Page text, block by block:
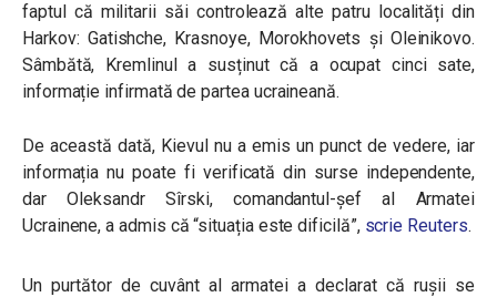
faptul că militarii săi controlează alte patru localități din
Harkov: Gatishche, Krasnoye, Morokhovets și Oleinikovo.
Sâmbătă, Kremlinul a susținut că a ocupat cinci sate,
informație infirmată de partea ucraineană.
De această dată, Kievul nu a emis un punct de vedere, iar
informația nu poate fi verificată din surse independente,
dar Oleksandr Sîrski, comandantul-șef al Armatei
Ucrainene, a admis că “situația este dificilă”, scrie Reuters.
Un purtător de cuvânt al armatei a declarat că rușii se